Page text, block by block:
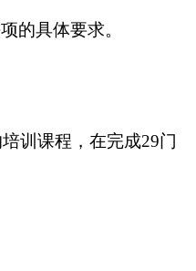
的具体要求。
训课程，在完成29门